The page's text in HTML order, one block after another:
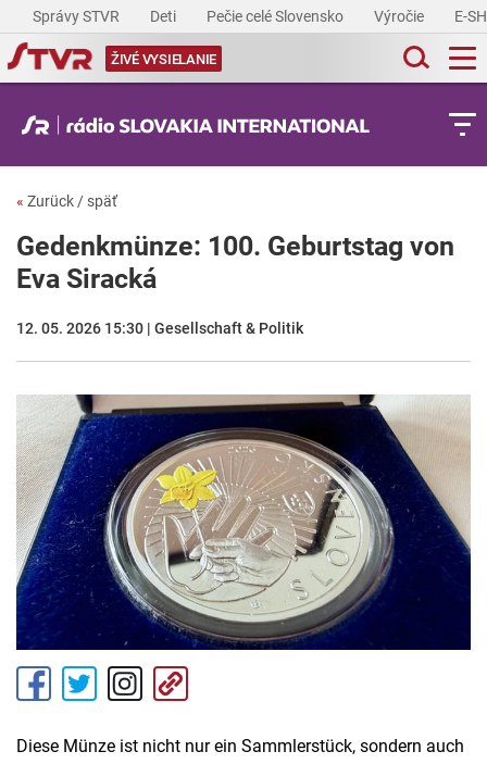
Správy STVR Deti Pečie celé Slovensko Výročie E-
ŽIVÉ VYSIELANIE
« Zurück / späť
Gedenkmünze: 100. Geburtstag von
Eva Siracká
12. 05. 2026 15:30 | Gesellschaft & Politik
Diese Münze ist nicht nur ein Sammlerstück, sondern auch